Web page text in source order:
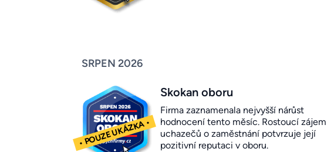
SRPEN 2026
Skokan oboru
Firma zaznamenala nejvyšší nárůst
hodnocení tento měsíc. Rostoucí zájem
uchazečů o zaměstnání potvrzuje její
pozitivní reputaci v oboru.